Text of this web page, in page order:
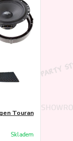
Touran
Skladem